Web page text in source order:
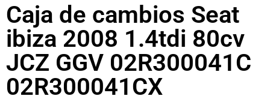
Caja de cambios Seat
ibiza 2008 1.4tdi 80cv
JCZ GGV 02R300041C
02R300041CX